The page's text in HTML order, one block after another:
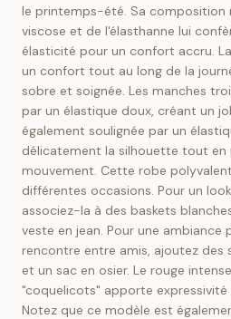
le printemps-été. Sa composition
viscose et de l'élasthanne lui
élasticité pour un confort accru.
un confort tout au long de la
sobre et soignée. Les manches
par un élastique doux, créant un
également soulignée par un
délicatement la silhouette tout en
mouvement. Cette robe
différentes occasions. Pour un
associez-la à des baskets
veste en jean. Pour une ambiance
rencontre entre amis, ajoutez des
et un sac en osier. Le rouge
"coquelicots" apporte
Notez que ce modèle est